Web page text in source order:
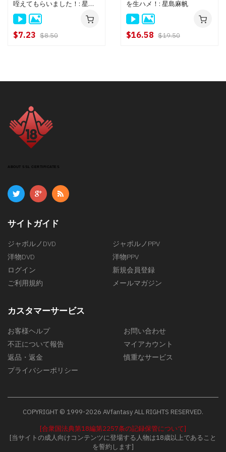
咥えてもらいました！: 星島
麻帆
$7.23 $8.50
を生ハメ！: 星島麻帆
$16.58 $19.50
ABOUT SSL CERTIFICATES
サイトガイド
ジャポルノDVD
ジャポルノPPV
洋物DVD
洋物PPV
ログイン
新規会員登録
ご利用規約
メールマガジン
カスタマーサービス
お客様ヘルプ
お問い合わせ
不正について報告
マイアカウント
返品・返金
慎重なサービス
プライバシーポリシー
COPYRIGHT © 1999-2026 AVfantasy ALL RIGHTS RESERVED.
[合衆国法典第18編第2257条の記録保管について]
[当サイトの成人向けコンテンツに登場する人物は18歳以上であること
を誓約します]